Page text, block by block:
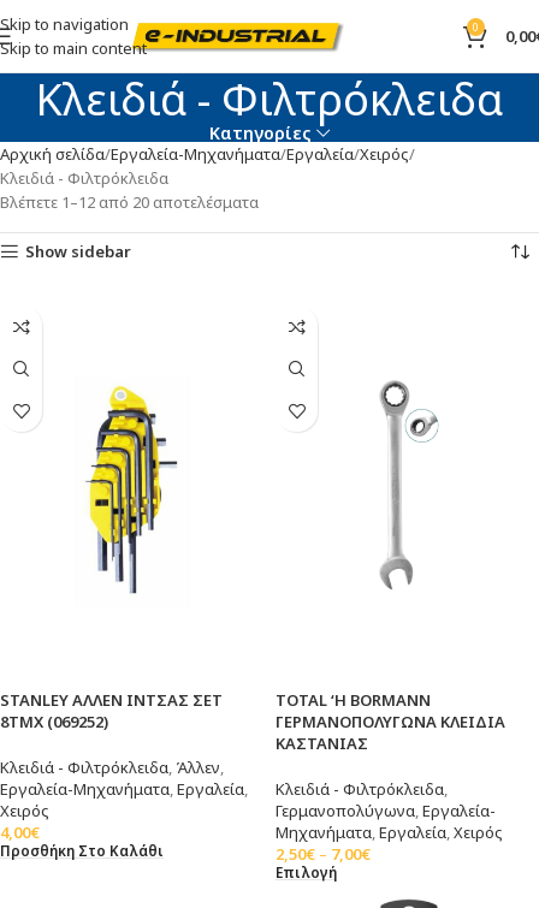
Skip to navigation
Skip to main content
0 0,00
Κλειδιά - Φιλτρόκλειδα
Κατηγορίες
Αρχική σελίδα Εργαλεία-Μηχανήματα Εργαλεία Χειρός
Κλειδιά - Φιλτρόκλειδα
Βλέπετε 1–12 από 20 αποτελέσματα
Show sidebar
STANLEY ΑΛΛΕΝ ΙΝΤΣΑΣ ΣΕΤ
8ΤΜΧ (069252)
Κλειδιά - Φιλτρόκλειδα Άλλεν
Εργαλεία-Μηχανήματα Εργαλεία
Χειρός
4,00€
Προσθήκη Στο Καλάθι
TOTAL ‘Η BORMANN
ΓΕΡΜΑΝΟΠΟΛΥΓΩΝΑ ΚΛΕΙΔΙΑ
ΚΑΣΤΑΝΙΑΣ
Κλειδιά - Φιλτρόκλειδα
Γερμανοπολύγωνα Εργαλεία-
Μηχανήματα Εργαλεία Χειρός
2,50€ – 7,00€
Επιλογή